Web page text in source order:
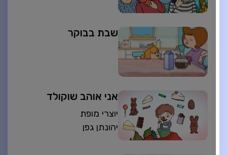
שבת בבוקר
אני אוהב שוקולד
יוצרי מופת
יהונתן גפן